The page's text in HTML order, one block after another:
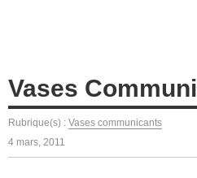
Vases
Rubrique(s) : Vases communicants
4 mars, 2011